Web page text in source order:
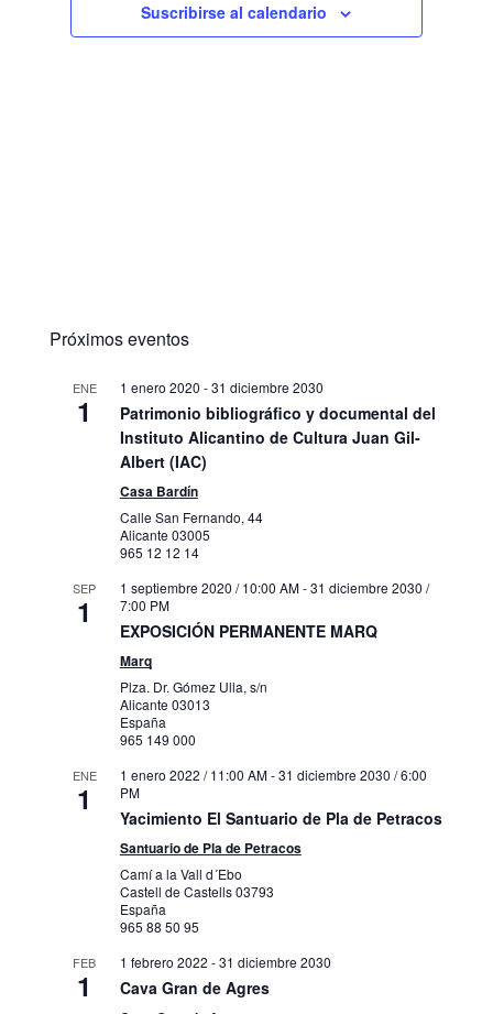
Suscribirse al calendario
Próximos eventos
ENE
1
1 enero 2020 -31 diciembre 2030
Patrimonio bibliográfico y documental del
Instituto Alicantino de Cultura Juan Gil-
Albert (IAC)
Casa Bardín
Calle San Fernando, 44
Alicante 03005
965 12 12 14
SEP
1
1 septiembre 2020 / 10:00 AM-31 diciembre 2030 /
7:00 PM
EXPOSICIÓN PERMANENTE MARQ
Marq
Plza. Dr. Gómez Ulla, s/n
Alicante 03013
España
965 149 000
ENE
1
1 enero 2022 / 11:00 AM-31 diciembre 2030 / 6:00
PM
Yacimiento El Santuario de Pla de Petracos
Santuario de Pla de Petracos
Camí a la Vall d´Ebo
Castell de Castells03793
España
965 88 50 95
FEB
1
1 febrero 2022 -31 diciembre 2030
Cava Gran de Agres